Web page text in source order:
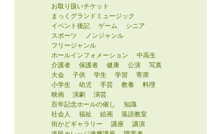
お取り扱いチケット
まっくグランドミュージック
イベント後記
ゲーム
シニア
スポーツ
ノンジャンル
フリージャンル
ホールインフォメーション
中高生
介護者
保護者 健康 公演
写真
大会
子供 学生 学習
寄席
小学生
幼児 手芸 教養
料理
映画
演劇
演芸
百年記念ホールの催し
知識
社会人
福祉 絵画
落語教室
街かどギャラリー
講座
講演